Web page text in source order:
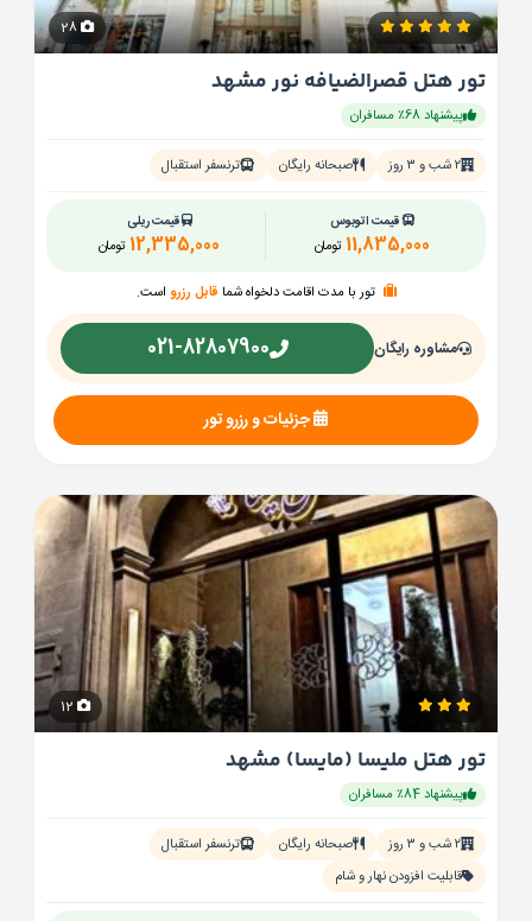
تور هتل قصرالضیافه نور مشهد
پیشنهاد 68٪ مسافران
۲ شب و ۳ روز صبحانه رایگان ترنسفر استقبال
قیمت اتوبوس
تومان 11,835,000
قیمت ریلی
تومان 12,335,000
تور با مدت اقامت دلخواه شما قابل رزرو است.
مشاوره رایگان 021-82807900
جزئیات و رزرو تور
تور هتل ملیسا (مایسا) مشهد
پیشنهاد 84٪ مسافران
۲ شب و ۳ روز صبحانه رایگان
ترنسفر استقبال
قابلیت افزودن نهار و شام